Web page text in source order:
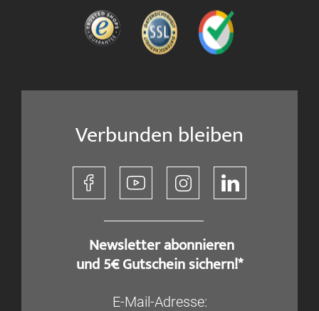
Verbunden bleiben
​ Newsletter abonnieren
und 5€ Gutschein sichern!*
E-Mail-Adresse: